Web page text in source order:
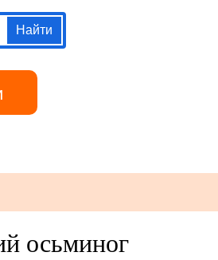
осьминог